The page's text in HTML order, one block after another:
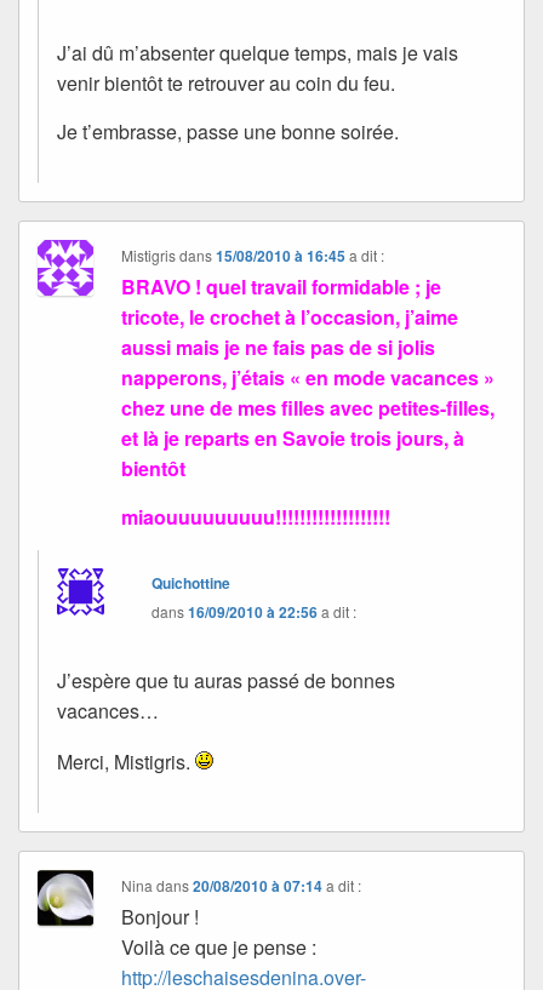
J’ai dû m’absenter quelque temps, mais je vais
venir bientôt te retrouver au coin du feu.
Je t’embrasse, passe une bonne soirée.
Mistigrisdans15/08/2010 à 16:45 a dit :
BRAVO ! quel travail formidable ; je
tricote, le crochet à l’occasion, j’aime
aussi mais je ne fais pas de si jolis
napperons, j’étais « en mode vacances »
chez une de mes filles avec petites-filles,
et là je reparts en Savoie trois jours, à
bientôt
miaouuuuuuuuu!!!!!!!!!!!!!!!!!!!
Quichottine
dans16/09/2010 à 22:56a dit :
J’espère que tu auras passé de bonnes
vacances…
Merci, Mistigris.
Ninadans20/08/2010 à 07:14 a dit :
Bonjour !
Voilà ce que je pense :
http://leschaisesdenina.over-